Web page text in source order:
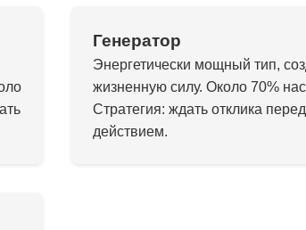
Генератор
Энергетически мощный тип,
жизненную силу. Около 70%
Стратегия: ждать отклика перед
действием.